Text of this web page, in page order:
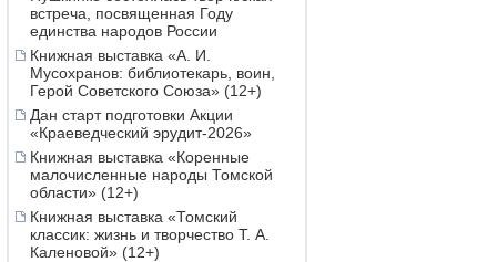
встреча, посвященная Году
единства народов России
Книжная выставка «А. И.
Мусохранов: библиотекарь, воин,
Герой Советского Союза» (12+)
Дан старт подготовки Акции
«Краеведческий эрудит-2026»
Книжная выставка «Коренные
малочисленные народы Томской
области» (12+)
Книжная выставка «Томский
классик: жизнь и творчество Т. А.
Каленовой» (12+)